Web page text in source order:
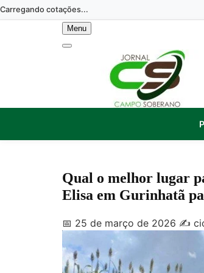
Skip
to
Carregando cotações...
Menu
Qual o melhor lugar
Elisa em Gurinhatã
📅 25 de março de 2026 ✍️